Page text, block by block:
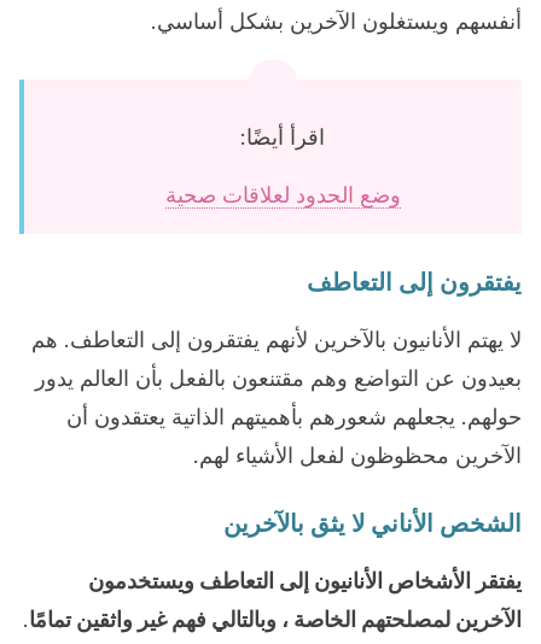
أنفسهم ويستغلون الآخرين بشكل أساسي.
اقرأ أيضًا:
وضع الحدود لعلاقات صحية
يفتقرون إلى التعاطف
لا يهتم الأنانيون بالآخرين لأنهم يفتقرون إلى التعاطف. هم
بعيدون عن التواضع وهم مقتنعون بالفعل بأن العالم يدور
حولهم. يجعلهم شعورهم بأهميتهم الذاتية يعتقدون أن
الآخرين محظوظون لفعل الأشياء لهم.
الشخص الأناني لا يثق بالآخرين
يفتقر الأشخاص الأنانيون إلى التعاطف ويستخدمون
الآخرين لمصلحتهم الخاصة ، وبالتالي فهم غير واثقين تمامًا.